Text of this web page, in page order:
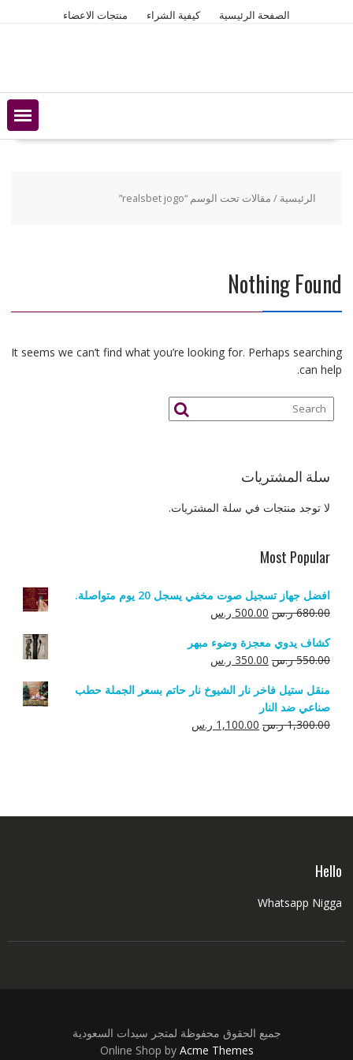
الصفحة الرئيسية كيفية الشراء منتجات الاعضاء
الرئيسية / مقالات تحت الوسم “realsbet jogo”
Nothing Found
It seems we can’t find what you’re looking for. Perhaps searching
can help.
سلة المشتريات
لا توجد منتجات في سلة المشتريات.
Most Popular
افضل جهاز تسجيل صوت مخفي يسجل 20 يوم متواصلة.
680.00 ر.س السعر
هو:
680.00 ر.س.
500.00 ر.سالسعر
هو:
500.00 ر.س.
كشاف يدوي معجزة وضوء مبهر
550.00 ر.س السعر
هو:
550.00 ر.س.
350.00 ر.سالسعر
هو:
منقل ستيل فاخر نار الشيوخ نار حاتم بسعر الجملة حطب
صناعي ضد النار
1,300.00 ر.س السعر
1,100.00 ر.سالسعر
Hello
Whatsapp Nigga
جميع الحقوق محفوظة لمتجر سيدات السعودية
Online Shop by Acme Themes